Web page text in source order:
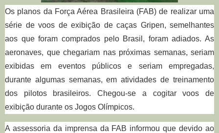
Os planos da Força Aérea Brasileira (FAB) de realizar uma
série de voos de exibição de caças Gripen, semelhantes
aos que foram comprados pelo Brasil, foram adiados. As
aeronaves, que chegariam nas próximas semanas, seriam
exibidas em eventos públicos e seriam empregadas,
durante algumas semanas, em atividades de treinamento
dos pilotos brasileiros. Chegou-se a cogitar voos de
exibição durante os Jogos Olímpicos.
A assessoria da imprensa da FAB informou que devido ao